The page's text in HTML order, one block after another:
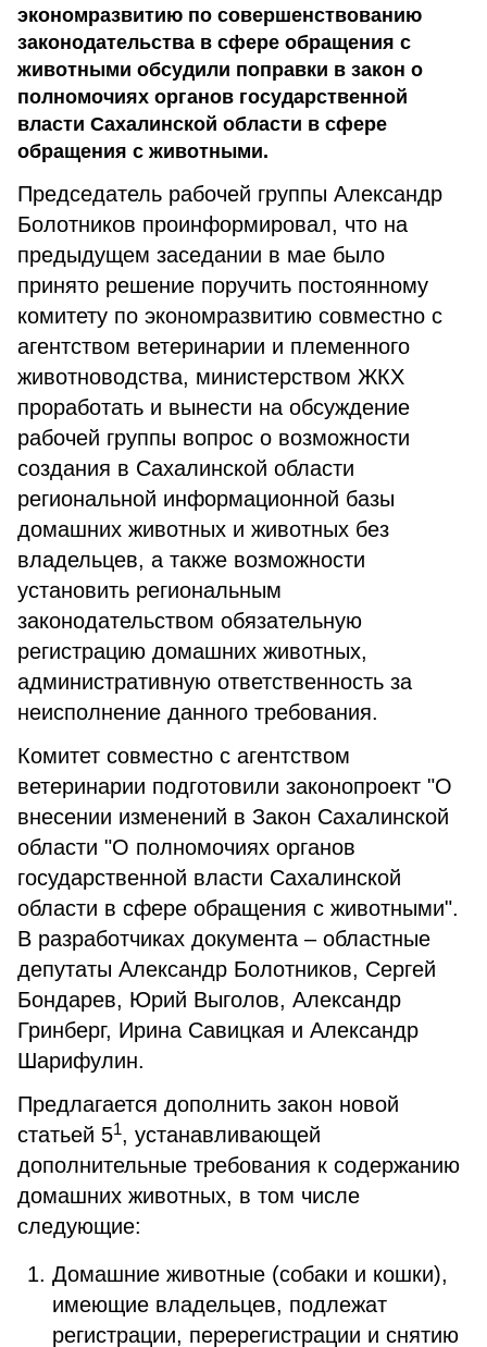
экономразвитию по совершенствованию
законодательства в сфере обращения с
животными обсудили поправки в закон о
полномочиях органов государственной
власти Сахалинской области в сфере
обращения с животными.
Председатель рабочей группы Александр
Болотников проинформировал, что на
предыдущем заседании в мае было
принято решение поручить постоянному
комитету по экономразвитию совместно с
агентством ветеринарии и племенного
животноводства, министерством ЖКХ
проработать и вынести на обсуждение
рабочей группы вопрос о возможности
создания в Сахалинской области
региональной информационной базы
домашних животных и животных без
владельцев, а также возможности
установить региональным
законодательством обязательную
регистрацию домашних животных,
административную ответственность за
неисполнение данного требования.
Комитет совместно с агентством
ветеринарии подготовили законопроект "О
внесении изменений в Закон Сахалинской
области "О полномочиях органов
государственной власти Сахалинской
области в сфере обращения с животными".
В разработчиках документа – областные
депутаты Александр Болотников, Сергей
Бондарев, Юрий Выголов, Александр
Гринберг, Ирина Савицкая и Александр
Шарифулин.
Предлагается дополнить закон новой
статьей 51, устанавливающей
дополнительные требования к содержанию
домашних животных, в том числе
следующие:
Домашние животные (собаки и кошки),
имеющие владельцев, подлежат
регистрации, перерегистрации и снятию